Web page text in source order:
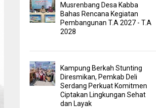
Musrenbang Desa Kabba
Bahas Rencana Kegiatan
Pembangunan T.A 2027 - T.A
2028
Kampung Berkah Stunting
Diresmikan, Pemkab Deli
Serdang Perkuat Komitmen
Ciptakan Lingkungan Sehat
dan Layak